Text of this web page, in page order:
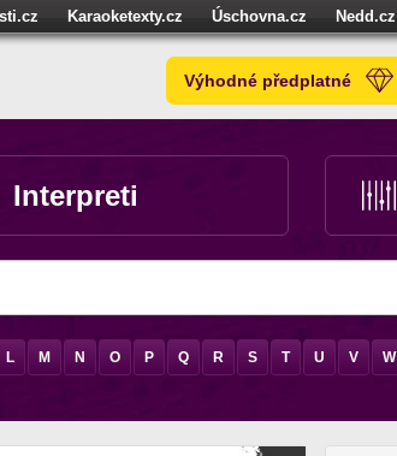
Karaoketexty.cz Úschovna.cz
Nedd.cz
Výhodné předplatné
Interpreti
L M N O P Q R S T U V W